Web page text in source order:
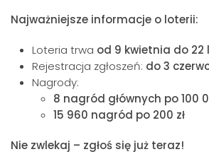
Najważniejsze informacje o loterii:
Loteria trwa od 9 kwietnia do 22
Rejestracja zgłoszeń: do 3
Nagrody:
8 nagród głównych po 100
15 960 nagród po 200 zł
Nie zwlekaj – zgłoś się już teraz!